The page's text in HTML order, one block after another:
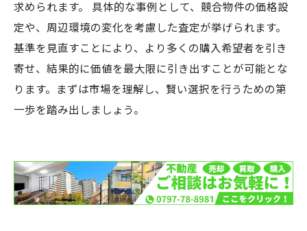
求められます。 具体的な事例として、競合物件の価格設
定や、周辺環境の変化を考慮した査定が挙げられます。
基準を見直すことにより、より多くの購入希望者を引き
寄せ、結果的に価値を最大限に引き出すことが可能とな
ります。まずは市場を理解し、賢い選択を行うための第
一歩を踏み出しましょう。